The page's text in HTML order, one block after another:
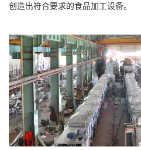
创造出符合要求的食品加工设备。